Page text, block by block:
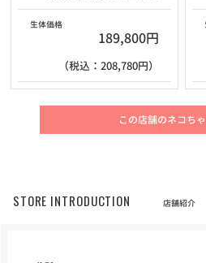
生体価格
189,800円
（税込：208,780円）
この店舗のネコち
STORE INTRODUCTION 店舗紹介